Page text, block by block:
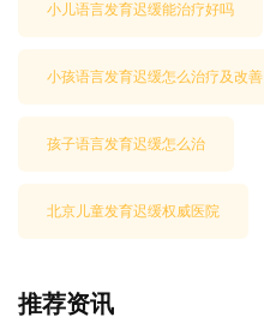
小儿语言发育迟缓能治疗好吗
小孩语言发育迟缓怎么治疗及改善
孩子语言发育迟缓怎么治
北京儿童发育迟缓权威医院
推荐资讯